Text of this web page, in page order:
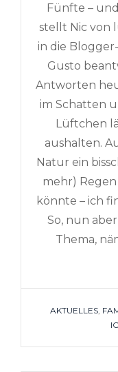
Fünfte –
stellt Nic von
in die
Gusto
Antworten
im Schatten
Lüftchen
aushalten.
Natur ein
mehr)
könnte – ich
So, nun
Thema,
TAGS
AKTUELLES